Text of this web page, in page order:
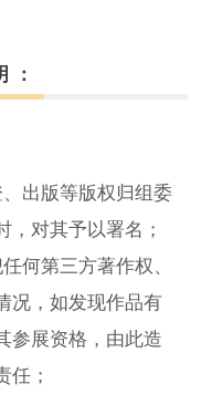
：
出版等版权归组委
，对其予以署名；
何第三方著作权、
况，如发现作品有
参展资格，由此造
任；